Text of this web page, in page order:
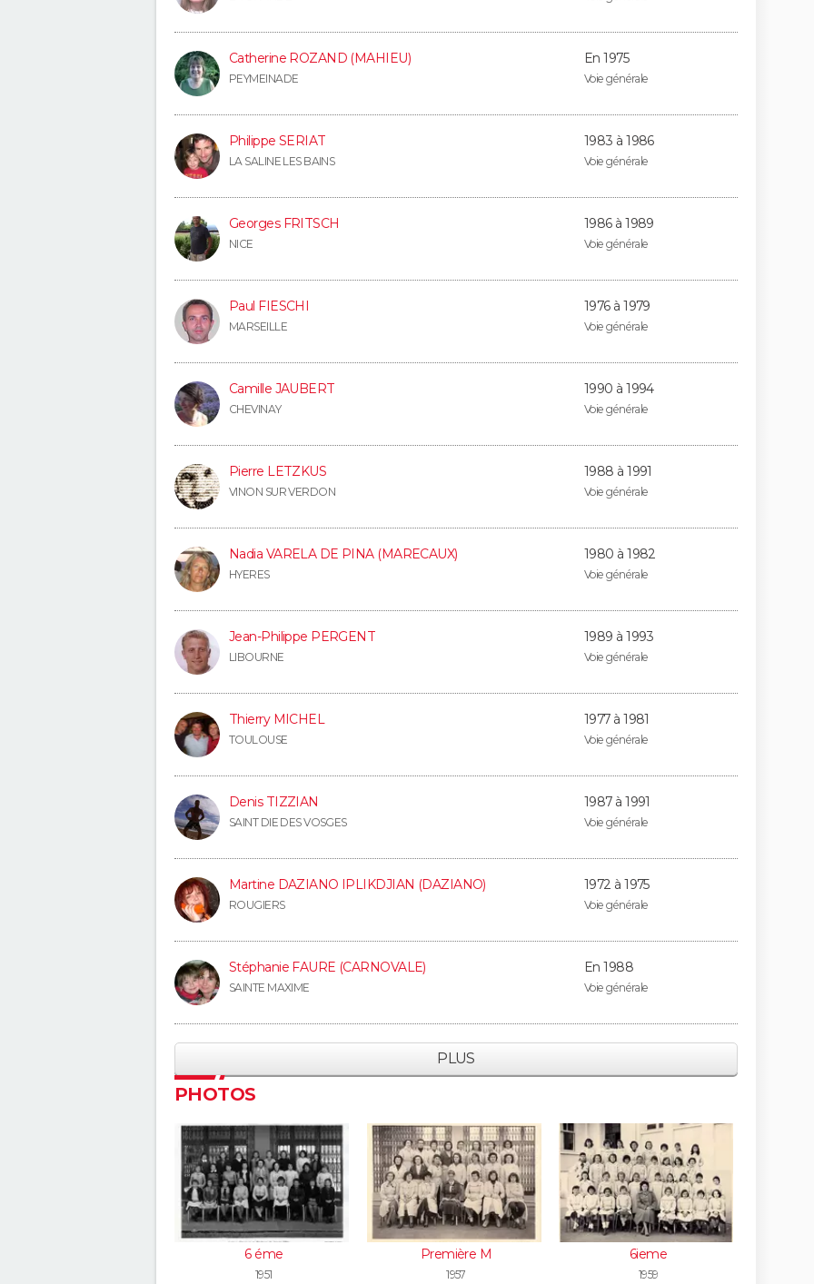
Catherine ROZAND (MAHIEU)
PEYMEINADE
En 1975
Voie générale
Philippe SERIAT
LA SALINE LES BAINS
1983 à 1986
Voie générale
Georges FRITSCH
NICE
1986 à 1989
Voie générale
Paul FIESCHI
MARSEILLE
1976 à 1979
Voie générale
Camille JAUBERT
CHEVINAY
1990 à 1994
Voie générale
Pierre LETZKUS
VINON SUR VERDON
1988 à 1991
Voie générale
Nadia VARELA DE PINA (MARECAUX)
HYERES
1980 à 1982
Voie générale
Jean-Philippe PERGENT
LIBOURNE
1989 à 1993
Voie générale
Thierry MICHEL
TOULOUSE
1977 à 1981
Voie générale
Denis TIZZIAN
SAINT DIE DES VOSGES
1987 à 1991
Voie générale
Martine DAZIANO IPLIKDJIAN (DAZIANO)
ROUGIERS
1972 à 1975
Voie générale
Stéphanie FAURE (CARNOVALE)
SAINTE MAXIME
En 1988
Voie générale
PLUS
PHOTOS
6 éme
1951
Première M
1957
6ieme
1959